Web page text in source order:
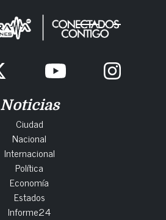
Noticias
Ciudad
Nacional
Internacional
Política
Economía
Estados
Informe24